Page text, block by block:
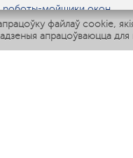
файлаў cookie,
апрацоўваюцца
роботы-мойщики окон
мультиварки
IQ Home